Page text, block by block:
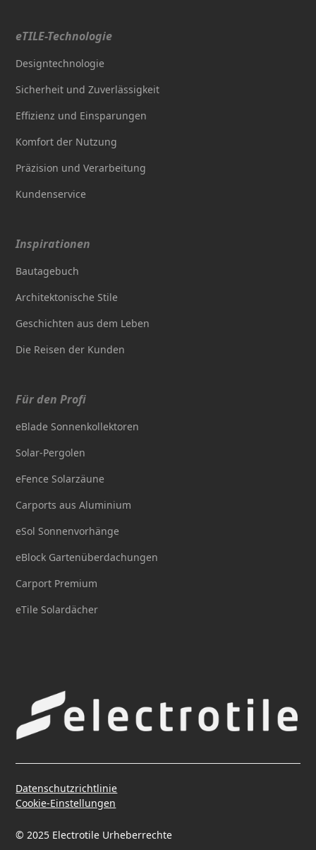
eTILE-Technologie
Designtechnologie
Sicherheit und Zuverlässigkeit
Effizienz und Einsparungen
Komfort der Nutzung
Präzision und Verarbeitung
Kundenservice
Inspirationen
Bautagebuch
Architektonische Stile
Geschichten aus dem Leben
Die Reisen der Kunden
Für den Profi
eBlade Sonnenkollektoren
Solar-Pergolen
eFence Solarzäune
Carports aus Aluminium
eSol Sonnenvorhänge
eBlock Gartenüberdachungen
Carport Premium
eTile Solardächer
© 2025 Electrotile Urheberrechte
Datenschutzrichtlinie
Cookie-Einstellungen